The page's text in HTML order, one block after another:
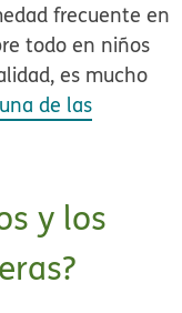
frecuente en
todo en niños
es mucho
de las
y los